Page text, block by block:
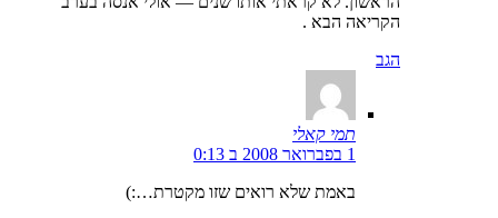
הקריאה הבא .
הגב
תמי קאלי
1 בפברואר 2008 ב 0:13
באמת שלא רואים שזו מקטרת…:)